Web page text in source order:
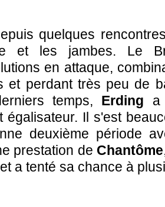
quelques
et les jambes. Le
en attaque,
et perdant très peu de
temps, Erding a
égalisateur. Il s'est
deuxième période
prestation de Chantôme
a tenté sa chance à